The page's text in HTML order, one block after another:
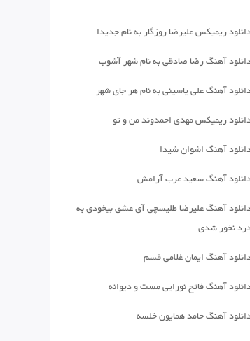
ریمیکس علیرضا روزگار به نام جدیدا
آهنگ رضا صادقی به نام شهر آشوب
آهنگ علی یاسینی به نام هر جای شهر
ریمیکس مهدی احمدوند من و تو
آهنگ اشوان شیدا
آهنگ سعید عرب آرامش
آهنگ علیرضا طلیسچی آی عشق بیخودی به
نخور شدی
آهنگ ایمان غلامی قسم
آهنگ فاتح نورایی مست و دیوانه
آهنگ حامد همایون خلسه